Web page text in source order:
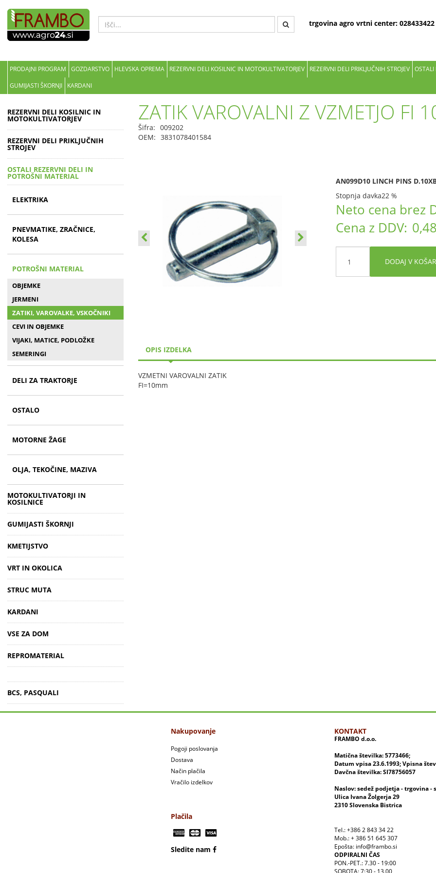
trgovina agro vrtni center: 028433422
PRODAJNI PROGRAM GOZDARSTVO HLEVSKA OPREMA REZERVNI DELI KOSILNIC IN MOTOKULTIVATORJEV REZERVNI DELI PRIKLJUČNIH STROJEV OSTALI
GUMIJASTI ŠKORNJI
KARDANI
REZERVNI DELI KOSILNIC IN
MOTOKULTIVATORJEV
REZERVNI DELI PRIKLJUČNIH
STROJEV
OSTALI REZERVNI DELI IN
POTROŠNI MATERIAL
ELEKTRIKA
PNEVMATIKE, ZRAČNICE,
KOLESA
POTROŠNI MATERIAL
OBJEMKE
JERMENI
ZATIKI, VAROVALKE, VSKOČNIKI
CEVI IN OBJEMKE
VIJAKI, MATICE, PODLOŽKE
SEMERINGI
DELI ZA TRAKTORJE
OSTALO
MOTORNE ŽAGE
OLJA, TEKOČINE, MAZIVA
MOTOKULTIVATORJI IN
KOSILNICE
GUMIJASTI ŠKORNJI
KMETIJSTVO
VRT IN OKOLICA
STRUC MUTA
KARDANI
VSE ZA DOM
REPROMATERIAL
BCS, PASQUALI
ZATIK VAROVALNI Z VZMETJO FI
Šifra: 009202
OEM: 3831078401584
AN099D10 LINCH PINS
Stopnja davka22 %
Neto cena brez
Cena z DDV:
DODAJ V
OPIS IZDELKA
VZMETNI VAROVALNI ZATIK
FI=10mm
Nakupovanje
Pogoji poslovanja
Dostava
Način plačila
Vračilo izdelkov
Plačila
Sledite nam
KONTAKT
FRAMBO d.o.o.
Matična številka: 5773466;
Datum vpisa 23.6.1993; Vpisna
Davčna številka: SI78756057
Naslov: sedež podjetja - trgovina -
Ulica Ivana Žolgerja 29
2310 Slovenska Bistrica
Tel.: +386 2 843 34 22
Mob.: + 386 51 645 307
Epošta: info@frambo.si
ODPIRALNI ČAS
PON.-PET.: 7.30 - 19:00
SOBOTA: 7:30 - 13.00